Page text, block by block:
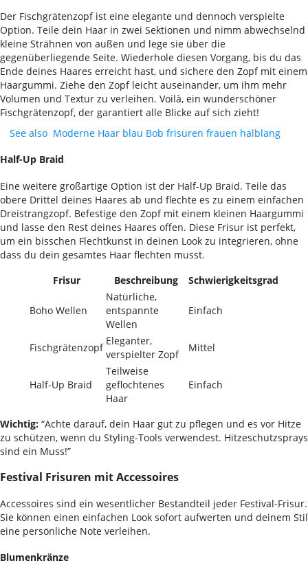
Der Fischgrätenzopf ist eine elegante und dennoch verspielte
Option. Teile dein Haar in zwei Sektionen und nimm abwechselnd
kleine Strähnen von außen und lege sie über die
gegenüberliegende Seite. Wiederhole diesen Vorgang, bis du das
Ende deines Haares erreicht hast, und sichere den Zopf mit einem
Haargummi. Ziehe den Zopf leicht auseinander, um ihm mehr
Volumen und Textur zu verleihen. Voilà, ein wunderschöner
Fischgrätenzopf, der garantiert alle Blicke auf sich zieht!
See also Moderne Haar blau Bob frisuren frauen halblang
Half-Up Braid
Eine weitere großartige Option ist der Half-Up Braid. Teile das
obere Drittel deines Haares ab und flechte es zu einem einfachen
Dreistrangzopf. Befestige den Zopf mit einem kleinen Haargummi
und lasse den Rest deines Haares offen. Diese Frisur ist perfekt,
um ein bisschen Flechtkunst in deinen Look zu integrieren, ohne
dass du dein gesamtes Haar flechten musst.
Frisur
Beschreibung Schwierigkeitsgrad
Boho Wellen
Natürliche,
entspannte
Wellen
Einfach
Fischgrätenzopf
Eleganter,
verspielter Zopf
Mittel
Half-Up Braid
Teilweise
geflochtenes
Haar
Einfach
Wichtig: “Achte darauf, dein Haar gut zu pflegen und es vor Hitze
zu schützen, wenn du Styling-Tools verwendest. Hitzeschutzsprays
sind ein Muss!”
Festival Frisuren mit Accessoires
Accessoires sind ein wesentlicher Bestandteil jeder Festival-Frisur.
Sie können einen einfachen Look sofort aufwerten und deinem Stil
eine persönliche Note verleihen.
Blumenkränze